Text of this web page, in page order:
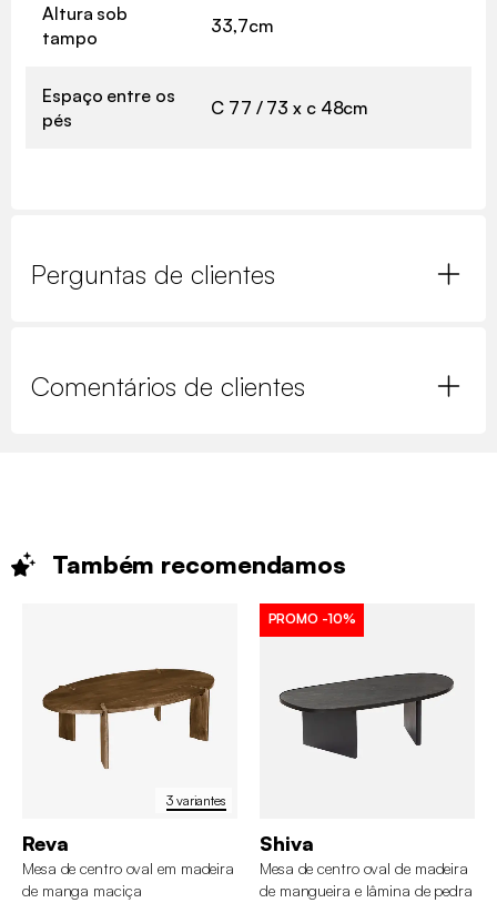
Altura sob
tampo
33,7cm
Espaço entre os
pés
C 77 / 73 x c 48cm
Perguntas de clientes
Comentários de clientes
Também recomendamos
3 variantes
Reva
Mesa de centro oval em madeira
de manga maciça
PROMO -10%
Shiva
Mesa de centro oval de madeira
de mangueira e lâmina de pedra